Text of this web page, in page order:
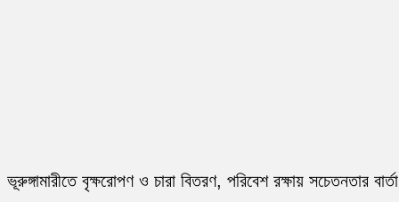
ভূরুঙ্গামারীতে বৃক্ষরোপণ ও চারা বিতরণ, পরিবেশ রক্ষায় সচেতনতার বার্তা